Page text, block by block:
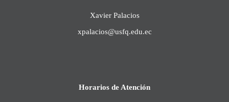
Xavier Palacios
xpalacios@usfq.edu.ec
Horarios de Atención